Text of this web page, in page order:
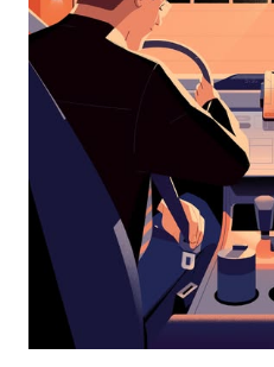
래
화
살
표
러
날
짜